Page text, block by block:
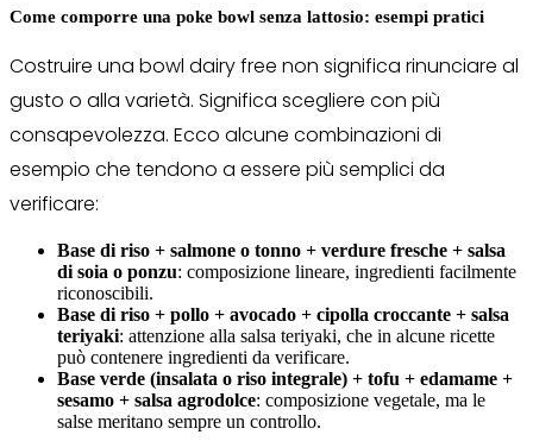
Come comporre una poke bowl senza lattosio: esempi pratici
Costruire una bowl dairy free non significa rinunciare al
gusto o alla varietà. Significa scegliere con più
consapevolezza. Ecco alcune combinazioni di
esempio che tendono a essere più semplici da
verificare:
Base di riso + salmone o tonno + verdure fresche + salsa
di soia o ponzu: composizione lineare, ingredienti facilmente
riconoscibili.
Base di riso + pollo + avocado + cipolla croccante + salsa
teriyaki: attenzione alla salsa teriyaki, che in alcune ricette
può contenere ingredienti da verificare.
Base verde (insalata o riso integrale) + tofu + edamame +
sesamo + salsa agrodolce: composizione vegetale, ma le
salse meritano sempre un controllo.